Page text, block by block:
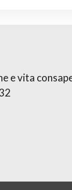
e vita